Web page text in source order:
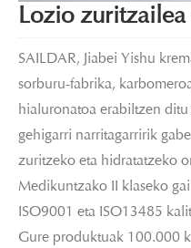
Lozio
SAILDAR, Jiabei Yishu
sorburu-fabrika,
hialuronatoa erabiltzen
gehigarri narritagarririk
zuritzeko eta hidratatzeko
Medikuntzako II klaseko
ISO9001 eta ISO13485
Gure produktuak 100.000